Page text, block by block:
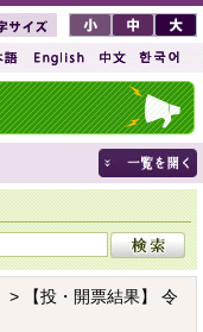
> 【投・開票結果】 令